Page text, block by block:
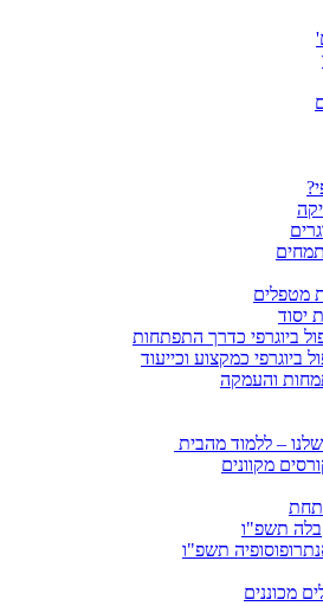
מטפלים
יסוד
ביוגרפי כדרך התפתחות
ביוגרפי כמקצוע וכייעוד
והעמקה
– ללמוד מהבית
מקוונים
תשפ"ו
תשפ"ו
מכוננים